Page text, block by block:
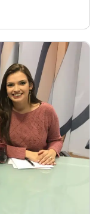
participantes